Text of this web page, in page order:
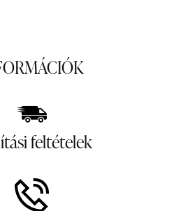
feltételek